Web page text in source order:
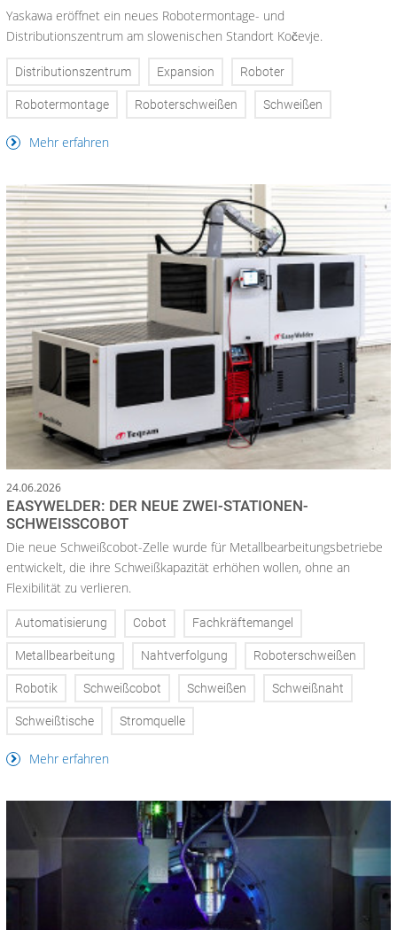
Yaskawa eröffnet ein neues Robotermontage- und
Distributionszentrum am slowenischen Standort Kočevje.
Distributionszentrum Expansion Roboter
Robotermontage Roboterschweißen Schweißen
Mehr erfahren
24.06.2026
EASYWELDER: DER NEUE ZWEI-STATIONEN-
SCHWEISSCOBOT
Die neue Schweißcobot-Zelle wurde für Metallbearbeitungsbetriebe
entwickelt, die ihre Schweißkapazität erhöhen wollen, ohne an
Flexibilität zu verlieren.
Automatisierung Cobot Fachkräftemangel
Metallbearbeitung Nahtverfolgung Roboterschweißen
Robotik Schweißcobot Schweißen Schweißnaht
Schweißtische Stromquelle
Mehr erfahren